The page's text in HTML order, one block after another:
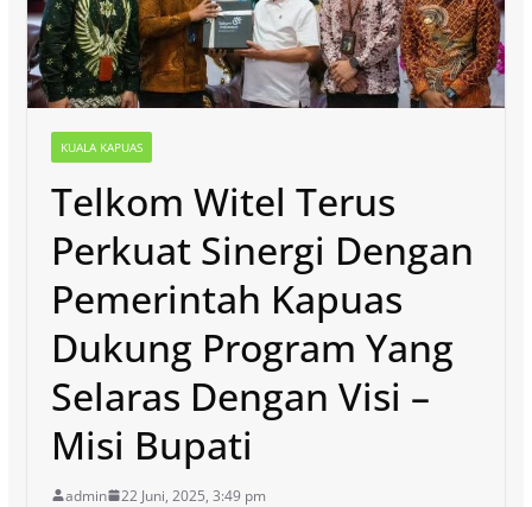
KUALA KAPUAS
Telkom Witel Terus
Perkuat Sinergi Dengan
Pemerintah Kapuas
Dukung Program Yang
Selaras Dengan Visi –
Misi Bupati
admin 22 Juni, 2025, 3:49 pm